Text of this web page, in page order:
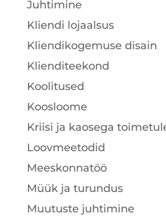
Juhtimine
Kliendi lojaalsus
Kliendikogemuse disain
Klienditeekond
Koolitused
Koosloome
Kriisi ja kaosega
Loovmeetodid
Meeskonnatöö
Müük ja turundus
Muutuste juhtimine